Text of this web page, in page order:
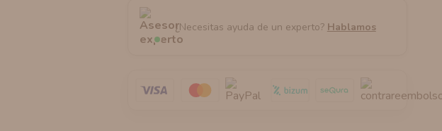
¿Necesitas ayuda de un experto? Hablamos